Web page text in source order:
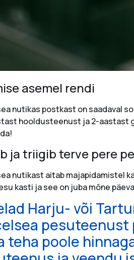
asemel rendi
nutikas postkast on saadaval
hooldusteenust ja 2-aastast
ja triigib terve pere
nutikast aitab majapidamistel
kasti ja see on juba mõne
Harju- või
pesuteenust
teha poole